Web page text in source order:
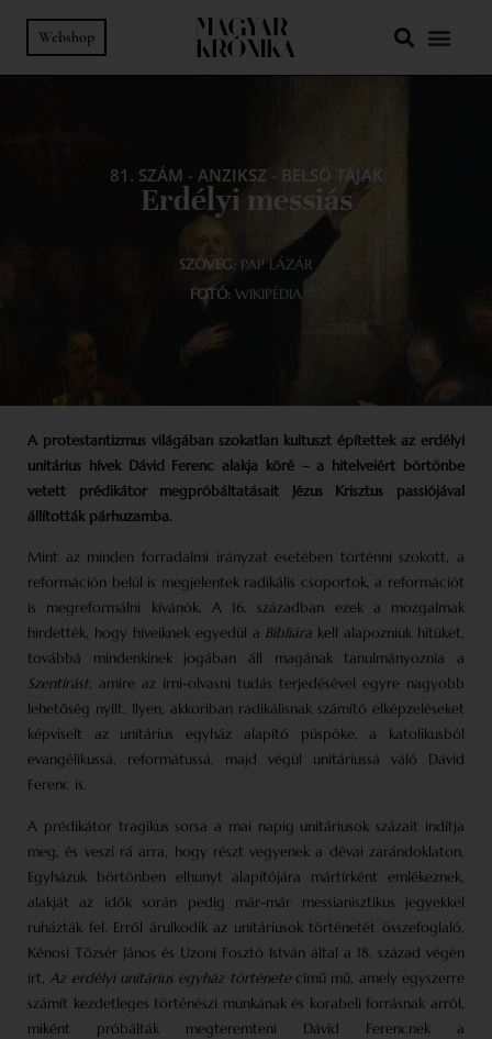
Webshop
81. SZÁM - ANZIKSZ - BELSŐ TÁJAK
Erdélyi messiás
SZÖVEG: PAP LÁZÁR
FOTÓ: WIKIPÉDIA
A protestantizmus világában szokatlan kultuszt építettek az erdélyi
unitárius hívek Dávid Ferenc alakja köré – a hitelveiért börtönbe
vetett prédikátor megpróbáltatásait Jézus Krisztus passiójával
állították párhuzamba.
Mint az minden forradalmi irányzat esetében történni szokott, a
reformáción belül is megjelentek radikális csoportok, a reformációt
is megreformálni kívánók. A 16. században ezek a mozgalmak
hirdették, hogy híveiknek egyedül a Bibliára kell alapozniuk hitüket,
továbbá mindenkinek jogában áll magának tanulmányoznia a
Szentírást, amire az írni-olvasni tudás terjedésével egyre nagyobb
lehetőség nyílt. Ilyen, akkoriban radikálisnak számító elképzeléseket
képviselt az unitárius egyház alapító püspöke, a katolikusból
evangélikussá, reformátussá, majd végül unitáriussá váló Dávid
Ferenc is.
A prédikátor tragikus sorsa a mai napig unitáriusok százait indítja
meg, és veszi rá arra, hogy részt vegyenek a dévai zarándoklaton.
Egyházuk börtönben elhunyt alapítójára mártírként emlékeznek,
alakját az idők során pedig már-már messianisztikus jegyekkel
ruházták fel. Erről árulkodik az unitáriusok történetét összefoglaló,
Kénosi Tőzsér János és Uzoni Fosztó István által a 18. század végén
írt,Az erdélyi unitárius egyház történetecímű mű, amely egyszerre
számít kezdetleges történészi munkának és korabeli forrásnak arról,
miként próbálták megteremteni Dávid Ferencnek a